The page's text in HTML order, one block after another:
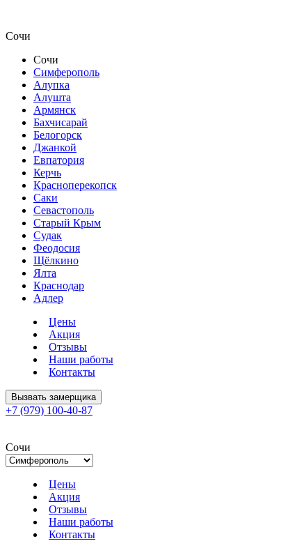
Сочи
Сочи
Симферополь
Алупка
Алушта
Армянск
Бахчисарай
Белогорск
Джанкой
Евпатория
Керчь
Красноперекопск
Саки
Севастополь
Старый Крым
Судак
Феодосия
Щёлкино
Ялта
Краснодар
Адлер
Цены
Акция
Отзывы
Наши работы
Контакты
Вызвать замерщика
+7 (979) 100-40-87
Сочи
Цены
Акция
Отзывы
Наши работы
Контакты